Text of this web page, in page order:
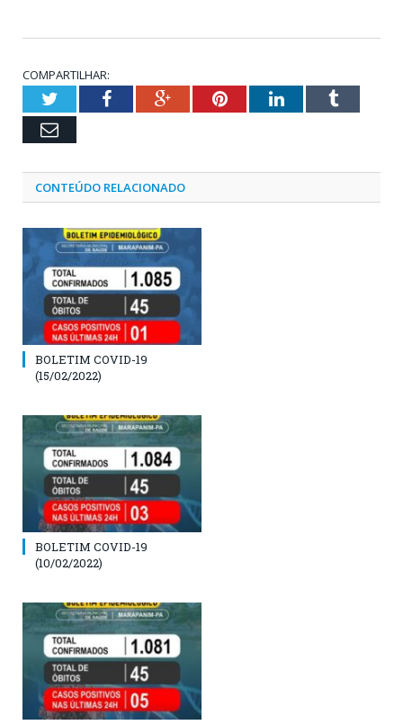
COMPARTILHAR:
TwitterFacebookGoogle+PinterestLinkedInTumblr
Email
CONTEÚDO RELACIONADO
BOLETIM COVID-19
(15/02/2022)
BOLETIM COVID-19
(10/02/2022)